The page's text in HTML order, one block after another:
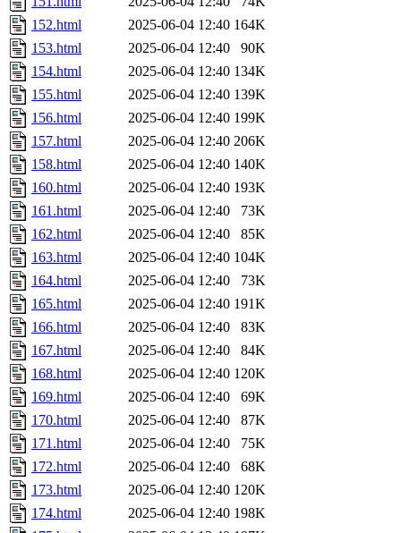
152.html
2025-06-04 12:40 164K
153.html
2025-06-04 12:40
90K
154.html
2025-06-04 12:40 134K
155.html
2025-06-04 12:40 139K
156.html
2025-06-04 12:40 199K
157.html
2025-06-04 12:40 206K
158.html
2025-06-04 12:40 140K
160.html
2025-06-04 12:40 193K
161.html
2025-06-04 12:40
73K
162.html
2025-06-04 12:40
85K
163.html
2025-06-04 12:40 104K
164.html
2025-06-04 12:40
73K
165.html
2025-06-04 12:40 191K
166.html
2025-06-04 12:40
83K
167.html
2025-06-04 12:40
84K
168.html
2025-06-04 12:40 120K
169.html
2025-06-04 12:40
69K
170.html
2025-06-04 12:40
87K
171.html
2025-06-04 12:40
75K
172.html
2025-06-04 12:40
68K
173.html
2025-06-04 12:40 120K
174.html
2025-06-04 12:40 198K